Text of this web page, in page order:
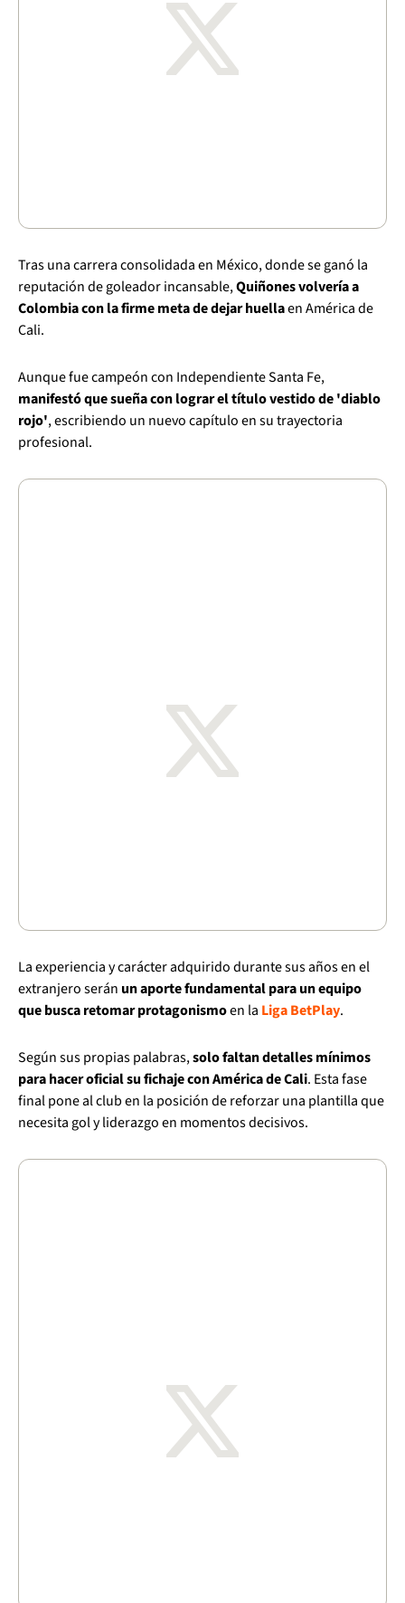
Tras una carrera consolidada en México, donde se ganó la
reputación de goleador incansable,Quiñones volvería a
Colombia con la firme meta de dejar huellaen América de
Cali.
Aunque fue campeón con Independiente Santa Fe,
manifestó que sueña con lograr el título vestido de 'diablo
rojo', escribiendo un nuevo capítulo en su trayectoria
profesional.
La experiencia y carácter adquirido durante sus años en el
extranjero serán un aporte fundamental para un equipo
que busca retomar protagonismoen la Liga BetPlay.
Según sus propias palabras,solo faltan detalles mínimos
para hacer oficial su fichaje con América de Cali. Esta fase
final pone al club en la posición de reforzar una plantilla que
necesita gol y liderazgo en momentos decisivos.